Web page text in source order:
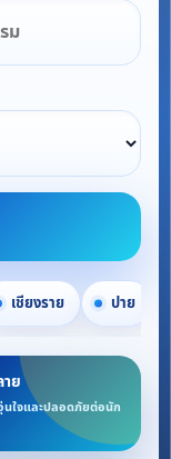
เชียงราย ปาย
ย
นใจและปลอดภัยต่อนัก